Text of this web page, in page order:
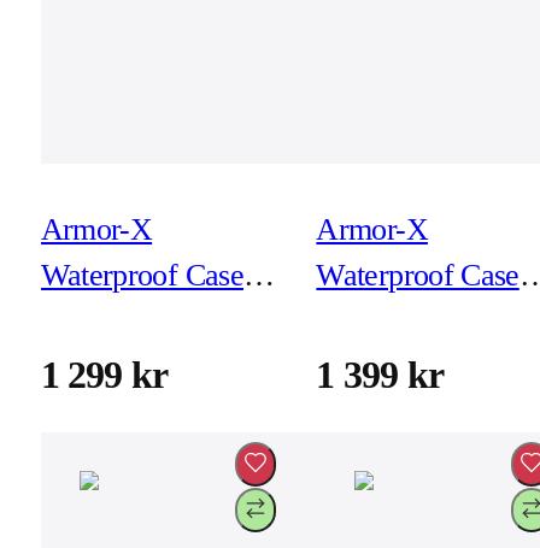
Armor-X
Waterproof Case
Gen)
1 299 kr
Armor-X
Waterproof Case
(M2)
1 399 kr